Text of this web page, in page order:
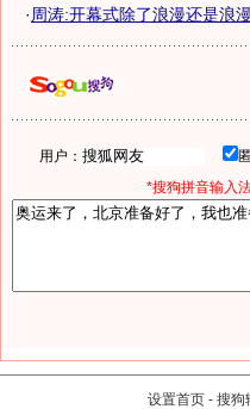
· 周涛:开幕式除了浪漫还是浪
用户：
*搜狗拼音输入
设置首页 - 搜狗